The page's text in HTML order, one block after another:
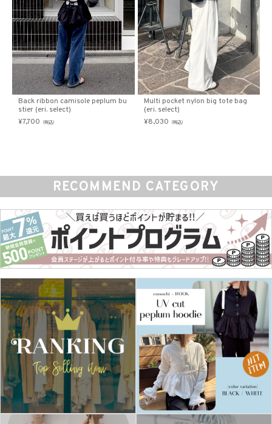
Back ribbon camisole peplum bu
stier (eri. select)
¥7,700 （税込）
Multi pocket nylon big tote bag
(eri. select)
¥8,030 （税込）
RECOMMEND CATEGORY